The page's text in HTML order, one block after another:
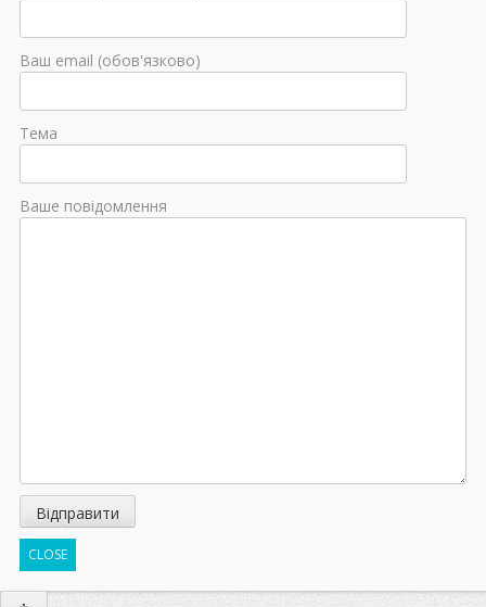
Ваш email (обов'язково)
Тема
Ваше повідомлення
CLOSE